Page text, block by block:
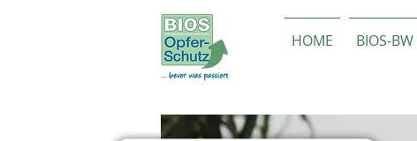
HOME BIOS-BW